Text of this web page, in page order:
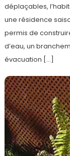
déplaçables,
une résidence
permis de
d’eau, un
évacuation […]